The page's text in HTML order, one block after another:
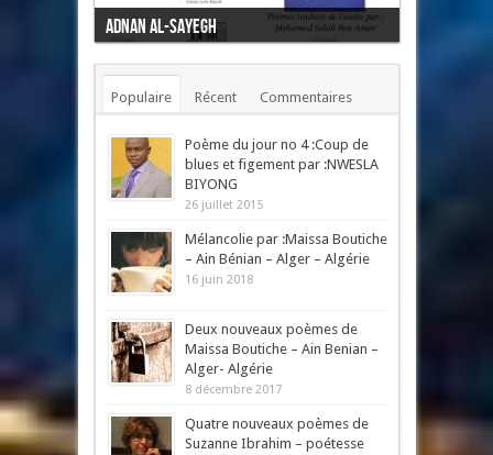
Mon cœur l'oiseau
Populaire Récent Commentaires
Mots-clés
Poème du jour no 4 :Coup de
blues et figement par :NWESLA
BIYONG
26 juillet 2015
Mélancolie par :Maissa Boutiche
– Ain Bénian – Alger – Algérie
16 juin 2018
Deux nouveaux poèmes de
Maissa Boutiche – Ain Benian –
Alger- Algérie
8 décembre 2017
Quatre nouveaux poèmes de
Suzanne Ibrahim – poétesse